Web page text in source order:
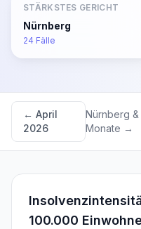
STÄRKSTES GERICHT
Nürnberg
24 Fälle
← April
2026
Nürnberg
Monate →
100.000